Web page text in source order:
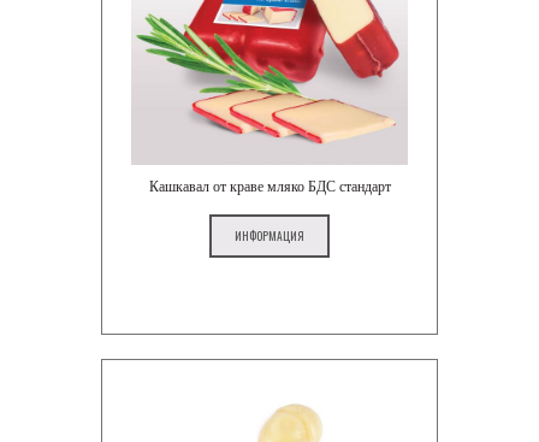
Кашкавал от краве мляко БДС стандарт
ИНФОРМАЦИЯ